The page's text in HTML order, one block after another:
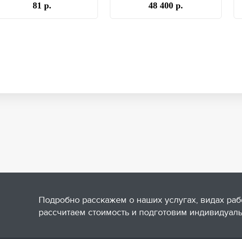
81 р. 48 400 р.
Подробно расскажем о наших услугах, видах
рассчитаем стоимость и подготовим